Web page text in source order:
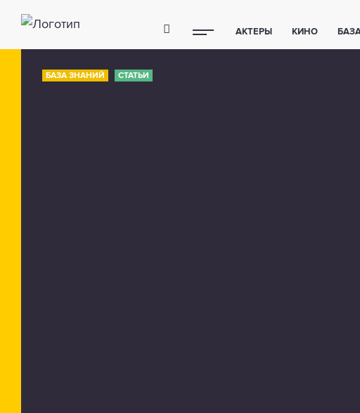
АКТЕРЫ КИНО
БАЗА ЗНАНИЙ СТАТЬИ